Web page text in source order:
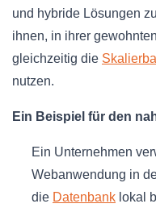
und hybride Lösungen
ihnen, in ihrer
gleichzeitig die
nutzen.
Ein Beispiel für den
Ein Unternehmen
Webanwendung in
die Datenbank lokal